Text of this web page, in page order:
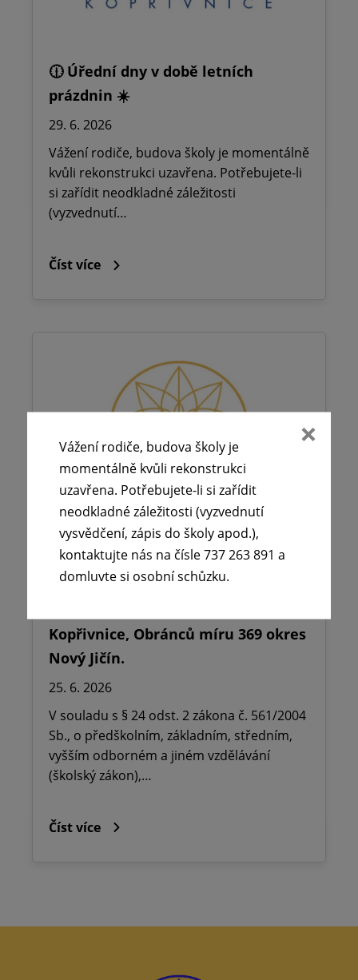
🕧 Úřední dny v době letních
prázdnin ☀️
29. 6. 2026
Vážení rodiče, budova školy je momentálně
kvůli rekonstrukci uzavřena. Potřebujete-li
si zařídit neodkladné záležitosti
(vyzvednutí…
Číst více
🪧Oznámení o udělení ředitelského
Kopřivnice, Obránců míru 369 okres
Nový Jičín.
25. 6. 2026
V souladu s § 24 odst. 2 zákona č. 561/2004
Sb., o předškolním, základním, středním,
vyšším odborném a jiném vzdělávání
(školský zákon),…
Číst více
Vážení rodiče, budova školy je
momentálně kvůli rekonstrukci
uzavřena. Potřebujete-li si zařídit
neodkladné záležitosti (vyzvednutí
vysvědčení, zápis do školy apod.),
kontaktujte nás na čísle 737 263 891 a
domluvte si osobní schůzku.